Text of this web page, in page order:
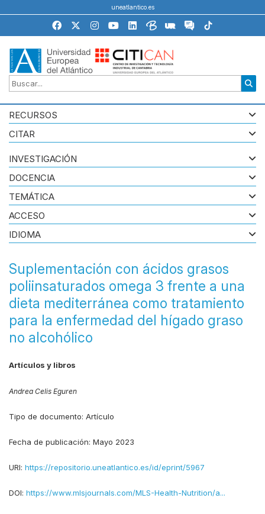
uneatlantico.es
RECURSOS
CITAR
Suplementación con ácidos grasos
poliinsaturados omega 3 frente a una
dieta mediterránea como tratamiento
para la enfermedad del hígado graso
no alcohólico
Artículos y libros
Andrea Celis Eguren
Tipo de documento: Artículo
Fecha de publicación: Mayo 2023
URI: https://repositorio.uneatlantico.es/id/eprint/5967
DOI: https://www.mlsjournals.com/MLS-Health-Nutrition/a...
INVESTIGACIÓN
DOCENCIA
TEMÁTICA
ACCESO
IDIOMA